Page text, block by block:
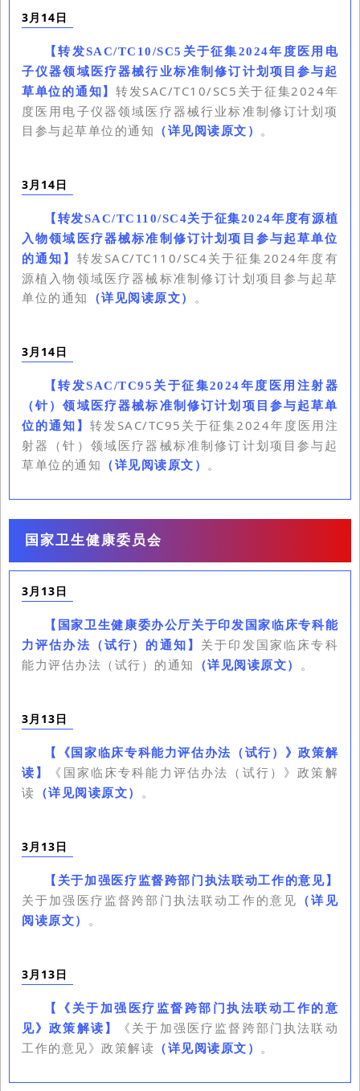
3月14日
【转发SAC/TC10/SC5关于征集2024年度医用电
子仪器领域医疗器械行业标准制修订计划项目参与起
草单位的通知 】 转发SAC/TC10/SC5关于征集2024年
度医用电子仪器领域医疗器械行业标准制修订计划项
目参与起草单位的通知
（详见阅读原文） 。
3月14日
【 转发SAC/TC110/SC4关于征集2024年度有源植
入物领域医疗器械标准制修订计划项目参与起草单位
的通知 】 转发SAC/TC110/SC4关于征集2024年度有
源植入物领域医疗器械标准制修订计划项目参与起草
单位的通知
（详见阅读原文） 。
3月14日
【转发SAC/TC95关于征集2024年度医用注射器
（针）领域医疗器械标准制修订计划项目参与起草单
位的通知 】 转发SAC/TC95关于征集2024年度医用注
射器（针）领域医疗器械标准制修订计划项目参与起
草单位的通知
（详见阅读原文） 。
国家卫生健康委员会
3月13日
【 国家卫生健康委办公厅关于印发国家临床专科能
力评估办法（试行）的通知 】 关于印发国家临床专科
能力评估办法（试行）的通知
（详见阅读原文） 。
3月13日
【
《国家临床专科能力评估办法（试行）》政策解
读 】
《国家临床专科能力评估办法（试行）》政策解
读 （详见阅读原文） 。
3月13日
【 关于加强医疗监督跨部门执法联动工作的意见 】
关于加强医疗监督跨部门执法联动工作的意见
（详见
阅读原文）
。
3月13日
【
《关于加强医疗监督跨部门执法联动工作的意
见》政策解读 】
《关于加强医疗监督跨部门执法联动
工作的意见》政策解读 （详见阅读原文） 。